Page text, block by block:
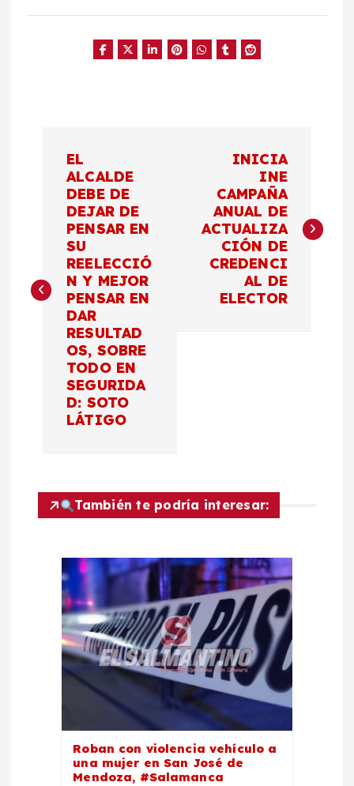
g
n
EL
ALCALDE
DEBE DE
DEJAR DE
PENSAR EN
SU
REELECCIÓ
N Y MEJOR
PENSAR EN
DAR
RESULTAD
OS, SOBRE
TODO EN
SEGURIDA
D: SOTO
LÁTIGO
INICIA
INE
CAMPAÑA
ANUAL DE
ACTUALIZA
CIÓN DE
CREDENCI
AL DE
ELECTOR
También te podría interesar:
Roban con violencia vehículo a
una mujer en San José de
Mendoza, #Salamanca